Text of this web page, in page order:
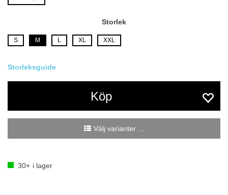
Storlek
S M L XL XXL
Köp
Välj varianter ...
30+ i lager